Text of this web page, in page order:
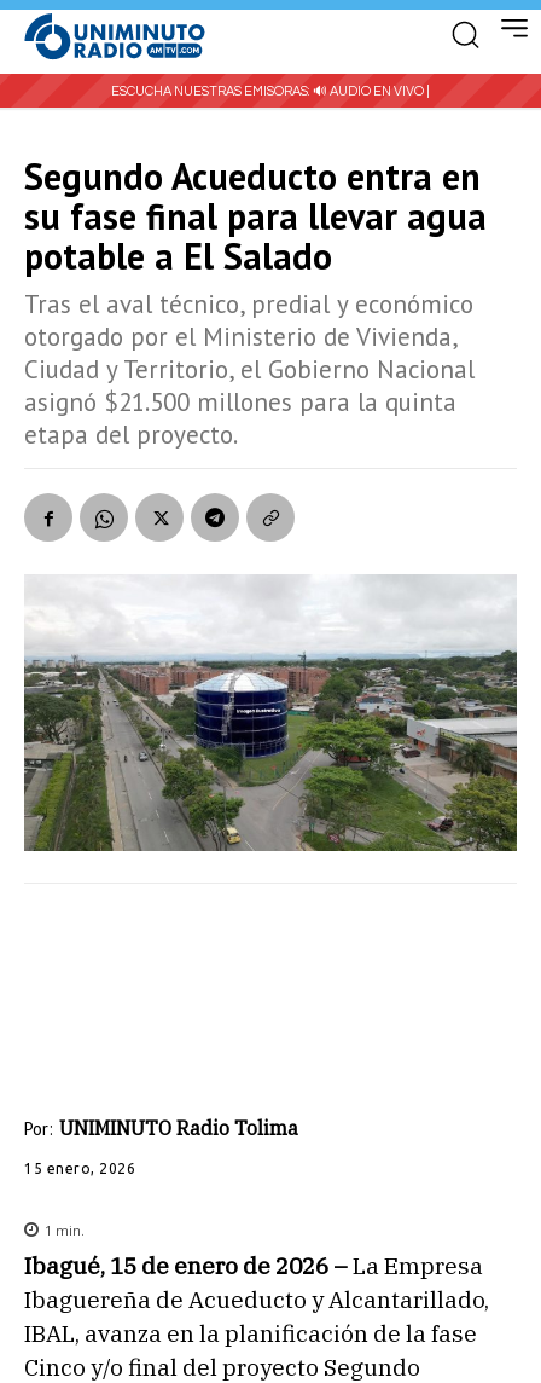
ESCUCHA NUESTRAS EMISORAS: 🔊 AUDIO EN VIVO |
Segundo Acueducto entra en
su fase final para llevar agua
potable a El Salado
Tras el aval técnico, predial y económico
otorgado por el Ministerio de Vivienda,
Ciudad y Territorio, el Gobierno Nacional
asignó $21.500 millones para la quinta
etapa del proyecto.
Por: UNIMINUTO Radio Tolima
15 enero, 2026
1 min.
Ibagué, 15 de enero de 2026 –La Empresa
Ibaguereña de Acueducto y Alcantarillado,
IBAL, avanza en la planificación de la fase
Cinco y/o final del proyecto Segundo